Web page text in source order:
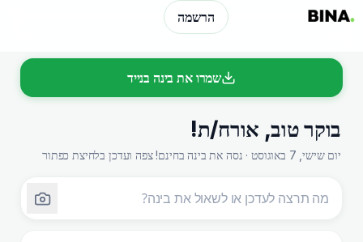
הרשמה
שמרו את בינה בנייד
בוקר טוב, אורח/ת!
יום שישי, 7 באוגוסט · נסה את בינה בחינם! צפה ועדכן בלחיצת כפתור